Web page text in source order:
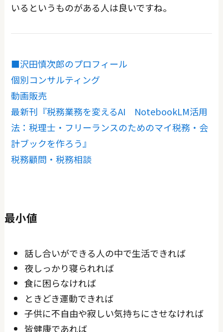
いるというものがある人は良いですね。
■沢田慎次郎のプロフィール
個別コンサルティング
動画販売
最新刊『税務業務を変えるAI NotebookLM活用
法：税理士・フリーランスのためのマイ税務・会
計ブックを作ろう』
税務顧問・税務相談
最小値
話し合いができる人の中で生活できれば
夜しっかり寝られれば
食に困らなければ
ときどき運動できれば
子供に不自由や寂しい気持ちにさせなければ
皆健康であれば